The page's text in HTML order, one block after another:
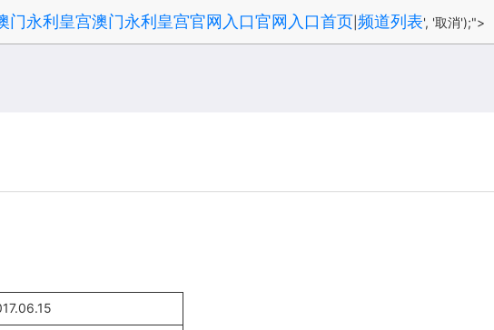
门永利皇宫澳门永利皇宫官网入口官网入口首页 频道列表', '取消');">